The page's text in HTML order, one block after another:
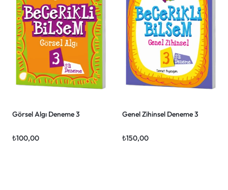
Görsel Algı Deneme 3
₺100,00
Genel Zihinsel Deneme 3
₺150,00